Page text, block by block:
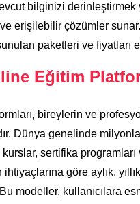
bilginizi
erişilebilir çözümler
paketleri ve fiyatları
Eğitim
bireylerin ve
Dünya genelinde
sertifika
ihtiyaçlarına göre aylık,
modeller, kullanıcılara